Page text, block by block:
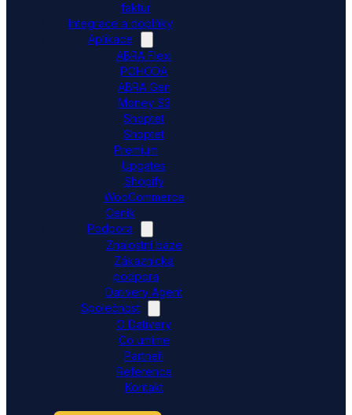
faktur
Integrace a doplňky
Aplikace
ABRA Flexi
POHODA
ABRA Gen
Money S3
Shoptet
Shoptet
Premium
Upgates
Shopify
WooCommerce
Ceník
Podpora
Znalostní báze
Zákaznická
podpora
Dativery Agent
Společnost
O Dativery
Co umíme
Partneři
Reference
Kontakt